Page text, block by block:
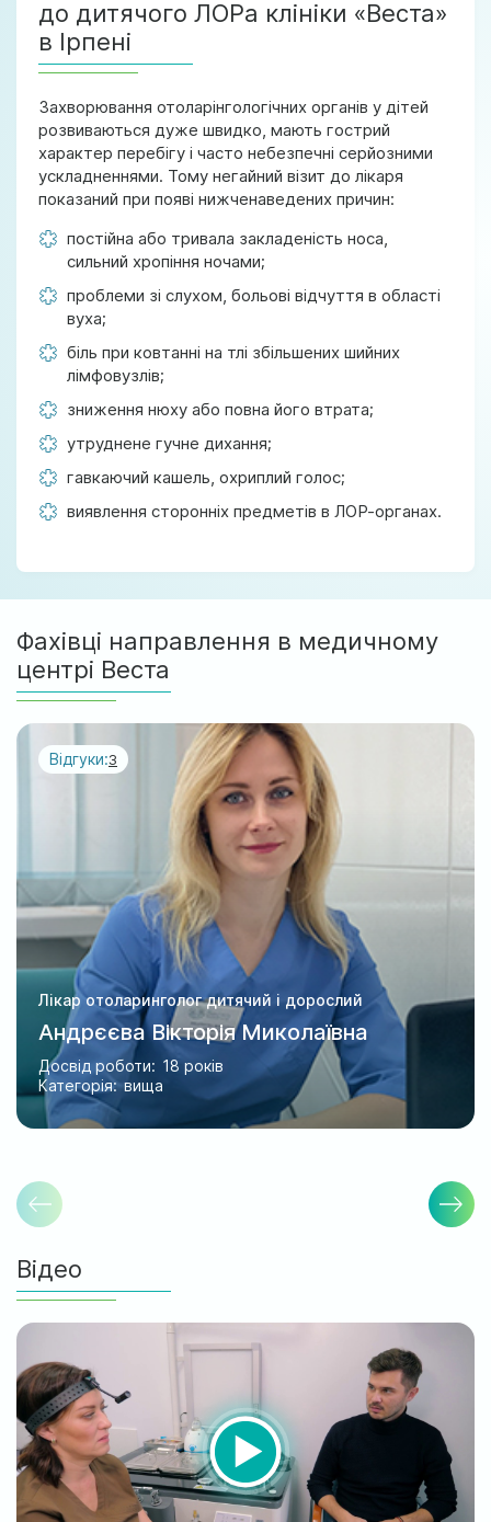
до дитячого ЛОРа клініки «Веста»
в Ірпені
Захворювання отоларінгологічних органів у дітей
розвиваються дуже швидко, мають гострий
характер перебігу і часто небезпечні серйозними
ускладненнями. Тому негайний візит до лікаря
показаний при появі нижченаведених причин:
постійна або тривала закладеність носа,
сильний хропіння ночами;
проблеми зі слухом, больові відчуття в області
вуха;
біль при ковтанні на тлі збільшених шийних
лімфовузлів;
зниження нюху або повна його втрата;
утруднене гучне дихання;
гавкаючий кашель, охриплий голос;
виявлення сторонніх предметів в ЛОР-органах.
Фахівці направлення в медичному
центрі Веста
Відгуки:3
Лікар отоларинголог дитячий і дорослий
Андрєєва Вікторія Миколаївна
Досвід роботи: 18 років
Категорія: вища
Відео